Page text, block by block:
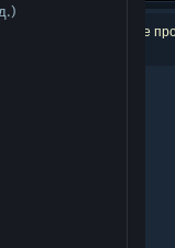
запросу: 0. Некоторые
настройкам.